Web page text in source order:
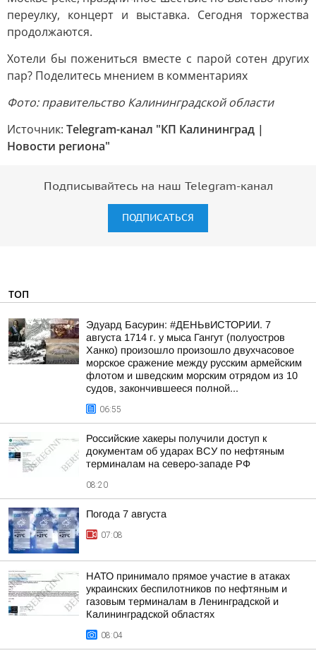
переулку, концерт и выставка. Сегодня торжества
продолжаются.
Хотели бы пожениться вместе с парой сотен других
пар? Поделитесь мнением в комментариях
Фото: правительство Калининградской области
Источник: Telegram-канал "КП Калининград |
Новости региона"
Подписывайтесь на наш Telegram-канал
ПОДПИСАТЬСЯ
ТОП
Эдуард Басурин: #ДЕНЬвИСТОРИИ. 7
августа 1714 г. у мыса Гангут (полуостров
Ханко) произошло произошло двухчасовое
морское сражение между русским армейским
флотом и шведским морским отрядом из 10
судов, закончившееся полной...
06:55
Российские хакеры получили доступ к
документам об ударах ВСУ по нефтяным
терминалам на северо-западе РФ
08:20
Погода 7 августа
07:08
НАТО принимало прямое участие в атаках
украинских беспилотников по нефтяным и
газовым терминалам в Ленинградской и
Калининградской областях
08:04